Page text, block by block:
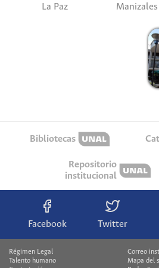
La Paz Manizales
Bibliotecas
Repositorio
institucional
Facebook Twitter
Régimen Legal
Talento humano
Correo
Mapa del